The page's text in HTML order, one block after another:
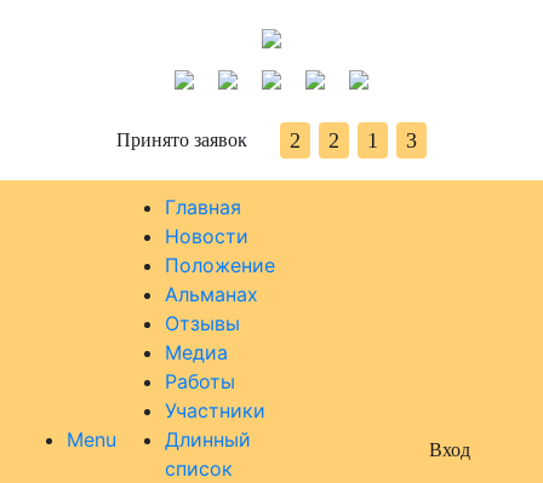
Принято заявок 2 2 1 3
Menu
Главная
Новости
Положение
Альманах
Отзывы
Медиа
Работы
Участники
Длинный
список
Вход